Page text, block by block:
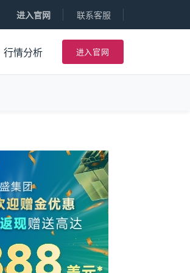
进入官网 联系客服
行情分析 进入官网